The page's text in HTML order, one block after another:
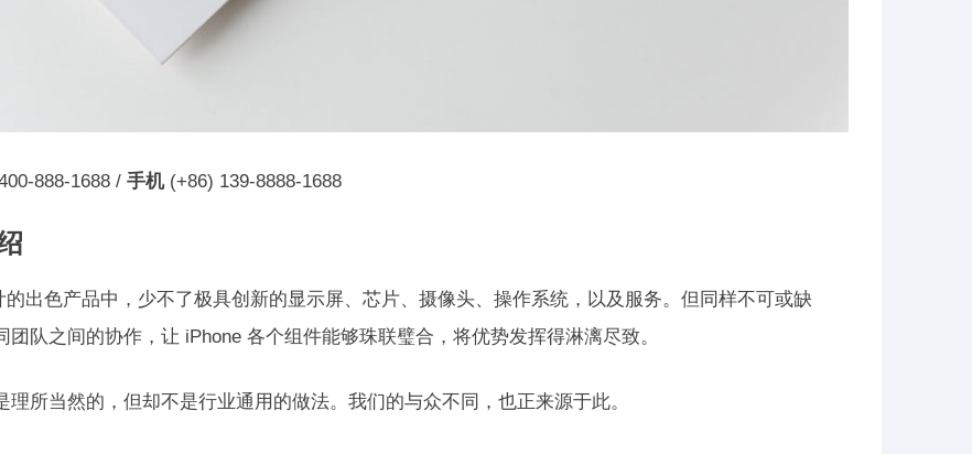
888-1688 / 手机(+86) 139-8888-1688
的出色产品中，少不了极具创新的显示屏、芯片、摄像头、操作系统，以及服务。但同样不可或缺
团队之间的协作，让 iPhone 各个组件能够珠联璧合，将优势发挥得淋漓尽致。
理所当然的，但却不是行业通用的做法。我们的与众不同，也正来源于此。